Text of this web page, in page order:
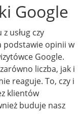
Google
usług czy
opinii w
Google.
liczba, jak i
reaguje. To, czy i
klientów
buduje nasz